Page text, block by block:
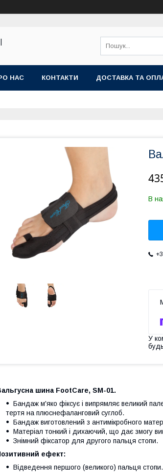
НАС КОНТАКТИ ДОСТАВКА ТА
В
У
шина FootCare, SM-01.
Бандаж м'яко фіксує і випрямляє великий
тертя на плюснефаланговий суглоб.
Бандаж виготовлений з антимікробного
Матеріал тонкий і дихаючий, що дає змогу
Знімний фіксатор для другого пальця стопи.
ефект:
Відведення першого (великого) пальця стопи.